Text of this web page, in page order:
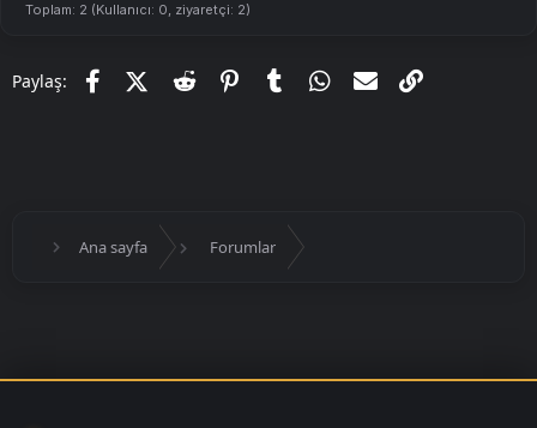
Toplam: 2 (Kullanıcı: 0, ziyaretçi: 2)
Paylaş: FacebookX (Twitter)
Reddit PinterestTumblr WhatsApp
E-posta
Ana sayfa Forumlar